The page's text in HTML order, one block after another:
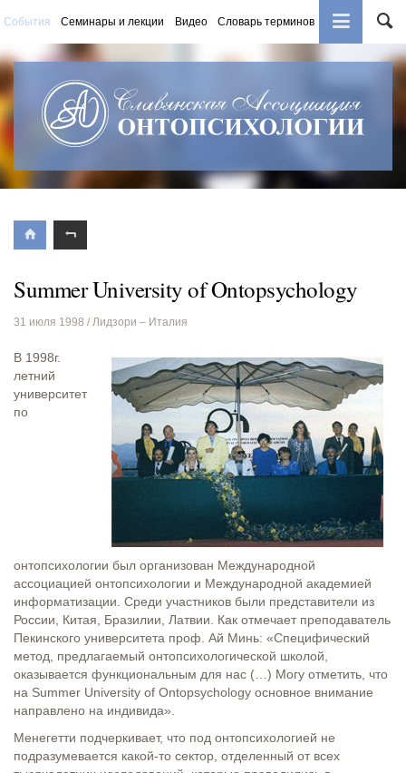
События Семинары и лекции Видео Словарь терминов Книги
Summer University of Ontopsychology
31 июля 1998 / Лидзори – Италия
В 1998г.
летний
университет
по
онтопсихологии был организован Международной
ассоциацией онтопсихологии и Международной академией
информатизации. Среди участников были представители из
России, Китая, Бразилии, Латвии. Как отмечает преподаватель
Пекинского университета проф. Ай Минь: «Специфический
метод, предлагаемый онтопсихологической школой,
оказывается функциональным для нас (…) Могу отметить, что
на Summer University of Ontopsychology основное внимание
направлено на индивида».
Менегетти подчеркивает, что под онтопсихологией не
подразумевается какой-то сектор, отделенный от всех